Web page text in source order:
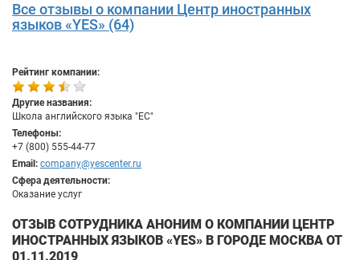
Все отзывы о компании Центр иностранных
языков «YES» (64)
Рейтинг компании:
Другие названия:
Школа английского языка "ЕС"
Телефоны:
+7 (800) 555-44-77
Email: company@yescenter.ru
Сфера деятельности:
Оказание услуг
ОТЗЫВ СОТРУДНИКА АНОНИМ О КОМПАНИИ ЦЕНТР
ИНОСТРАННЫХ ЯЗЫКОВ «YES» В ГОРОДЕ МОСКВА ОТ
01.11.2019